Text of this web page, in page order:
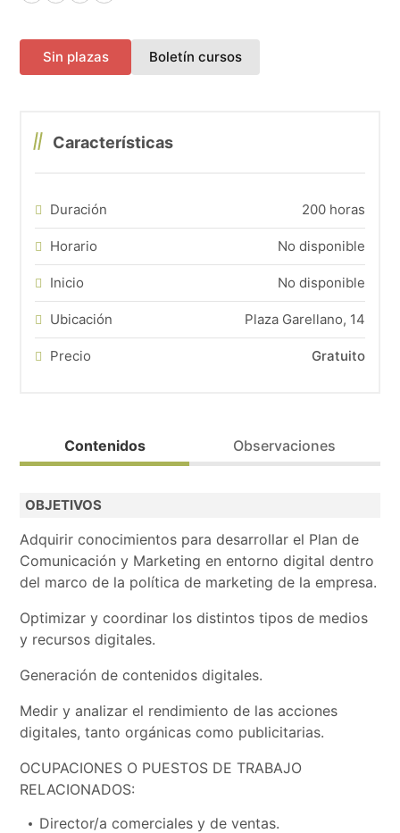
Sin plazas Boletín cursos(abre en una nueva
Características
Duración 200 horas
Horario No disponible
Inicio No disponible
Ubicación Plaza Garellano, 14
Precio Gratuito
Contenidos
OBJETIVOS
Adquirir conocimientos para desarrollar el Plan de
Comunicación y Marketing en entorno digital dentro
del marco de la política de marketing de la empresa.
Optimizar y coordinar los distintos tipos de medios
y recursos digitales.
Generación de contenidos digitales.
Medir y analizar el rendimiento de las acciones
digitales, tanto orgánicas como publicitarias.
OCUPACIONES O PUESTOS DE TRABAJO
RELACIONADOS:
Director/a comerciales y de ventas.
Observaciones
Acción formativa pendiente de resolución de la
Bolsa de trabajo.